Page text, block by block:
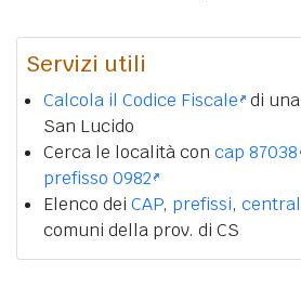
Servizi utili
Calcola il Codice Fiscale di
San Lucido
Cerca le località con cap 87038
prefisso 0982
Elenco dei CAP, prefissi,
comuni della prov. di CS